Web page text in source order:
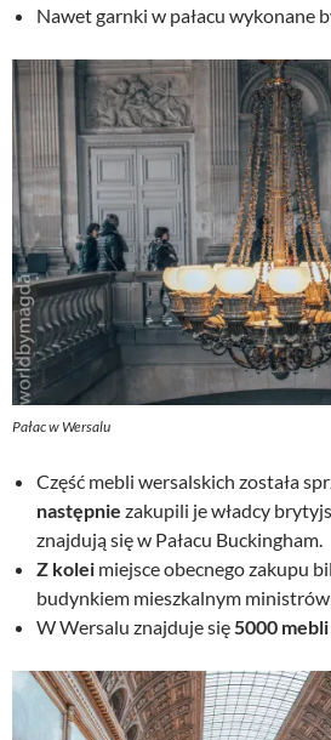
Nawet garnki w pałacu wykonane
Pałac w Wersalu
Część mebli wersalskich została
następnie zakupili je władcy
znajdują się w Pałacu Buckingham.
Z kolei miejsce obecnego zakupu
budynkiem mieszkalnym
W Wersalu znajduje się5000 mebli